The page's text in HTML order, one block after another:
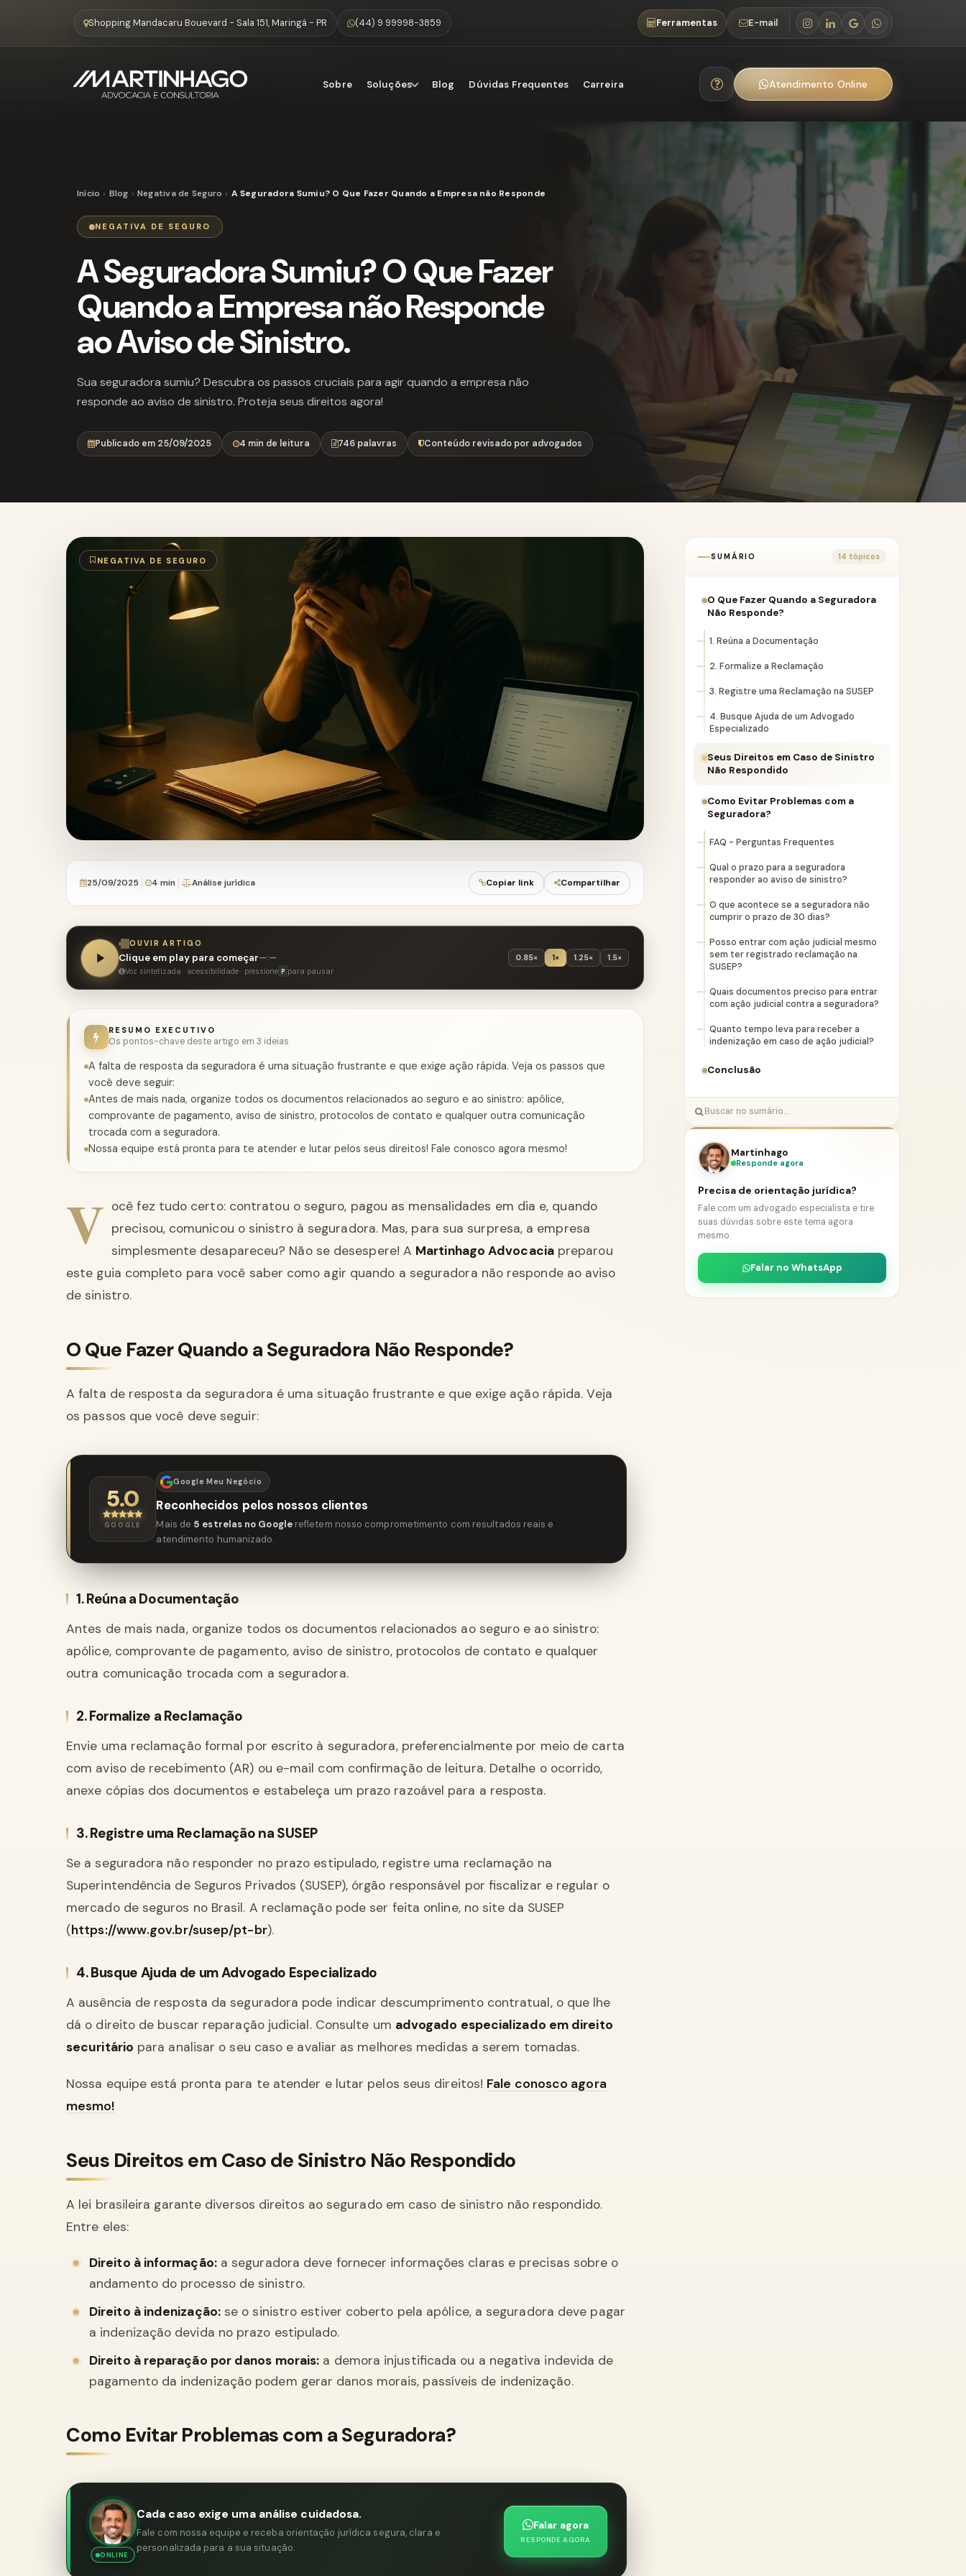
Shopping Mandacaru Bouevard - Sala 151, Maringá - PR (44) 9 99998-3859 Ferramentas E-mail
Sobre Soluções Blog Dúvidas Frequentes Carreira Atendimento Online
Início Blog Negativa de Seguro A Seguradora Sumiu? O Que Fazer Quando a Empresa não Responde ao Aviso de Sinistro.
NEGATIVA DE SEGURO
A Seguradora Sumiu? O Que Fazer
Quando a Empresa não Responde
ao Aviso de Sinistro.
Sua seguradora sumiu? Descubra os passos cruciais para agir quando a empresa não
responde ao aviso de sinistro. Proteja seus direitos agora!
Publicado em 25/09/2025 4 min de leitura 746 palavras Conteúdo revisado por advogados
NEGATIVA DE SEGURO
25/09/2025 4 min Análise jurídica Copiar link Compartilhar
OUVIR ARTIGO
Clique em play para começar—:— 0.85× 1× 1.25× 1.5×
Voz sintetizada · acessibilidade · pressione P para pausar
RESUMO EXECUTIVO
Os pontos-chave deste artigo em 3 ideias
A falta de resposta da seguradora é uma situação frustrante e que exige ação rápida. Veja os passos que
você deve seguir:
Antes de mais nada, organize todos os documentos relacionados ao seguro e ao sinistro: apólice,
comprovante de pagamento, aviso de sinistro, protocolos de contato e qualquer outra comunicação
trocada com a seguradora.
Nossa equipe está pronta para te atender e lutar pelos seus direitos! Fale conosco agora mesmo!
V ocê fez tudo certo: contratou o seguro, pagou as mensalidades em dia e, quando
precisou, comunicou o sinistro à seguradora. Mas, para sua surpresa, a empresa
simplesmente desapareceu? Não se desespere! A Martinhago Advocaciapreparou
este guia completo para você saber como agir quando a seguradora não responde ao aviso
de sinistro.
O Que Fazer Quando a Seguradora Não Responde?
A falta de resposta da seguradora é uma situação frustrante e que exige ação rápida. Veja
os passos que você deve seguir:
5.0
GOOGLE
Google Meu Negócio
Reconhecidos pelos nossos clientes
Mais de 5 estrelas no Googlerefletem nosso comprometimento com resultados reais e
atendimento humanizado.
1. Reúna a Documentação
Antes de mais nada, organize todos os documentos relacionados ao seguro e ao sinistro:
apólice, comprovante de pagamento, aviso de sinistro, protocolos de contato e qualquer
outra comunicação trocada com a seguradora.
2. Formalize a Reclamação
Envie uma reclamação formal por escrito à seguradora, preferencialmente por meio de carta
com aviso de recebimento (AR) ou e-mail com confirmação de leitura. Detalhe o ocorrido,
anexe cópias dos documentos e estabeleça um prazo razoável para a resposta.
3. Registre uma Reclamação na SUSEP
Se a seguradora não responder no prazo estipulado, registre uma reclamação na
Superintendência de Seguros Privados (SUSEP), órgão responsável por fiscalizar e regular o
mercado de seguros no Brasil. A reclamação pode ser feita online, no site da SUSEP
(https://www.gov.br/susep/pt-br).
4. Busque Ajuda de um Advogado Especializado
A ausência de resposta da seguradora pode indicar descumprimento contratual, o que lhe
dá o direito de buscar reparação judicial. Consulte um advogado especializado em direito
securitário para analisar o seu caso e avaliar as melhores medidas a serem tomadas.
Nossa equipe está pronta para te atender e lutar pelos seus direitos! Fale conosco agora
mesmo!
Seus Direitos em Caso de Sinistro Não Respondido
A lei brasileira garante diversos direitos ao segurado em caso de sinistro não respondido.
Entre eles:
Direito à informação:a seguradora deve fornecer informações claras e precisas sobre o
andamento do processo de sinistro.
Direito à indenização:se o sinistro estiver coberto pela apólice, a seguradora deve pagar
a indenização devida no prazo estipulado.
Direito à reparação por danos morais: a demora injustificada ou a negativa indevida de
pagamento da indenização podem gerar danos morais, passíveis de indenização.
Como Evitar Problemas com a Seguradora?
ONLINE
Cada caso exige uma análise cuidadosa.
Fale com nossa equipe e receba orientação jurídica segura, clara e
personalizada para a sua situação.
Falar agora
RESPONDE AGORA
SUMÁRIO 14 tópicos
O Que Fazer Quando a Seguradora
Não Responde?
1. Reúna a Documentação
2. Formalize a Reclamação
3. Registre uma Reclamação na SUSEP
4. Busque Ajuda de um Advogado
Especializado
Seus Direitos em Caso de Sinistro
Não Respondido
Como Evitar Problemas com a
Seguradora?
FAQ - Perguntas Frequentes
Qual o prazo para a seguradora
responder ao aviso de sinistro?
O que acontece se a seguradora não
cumprir o prazo de 30 dias?
Posso entrar com ação judicial mesmo
sem ter registrado reclamação na
SUSEP?
Quais documentos preciso para entrar
com ação judicial contra a seguradora?
Quanto tempo leva para receber a
indenização em caso de ação judicial?
Conclusão
Martinhago
Responde agora
Precisa de orientação jurídica?
Fale com um advogado especialista e tire
suas dúvidas sobre este tema agora
mesmo.
Falar no WhatsApp